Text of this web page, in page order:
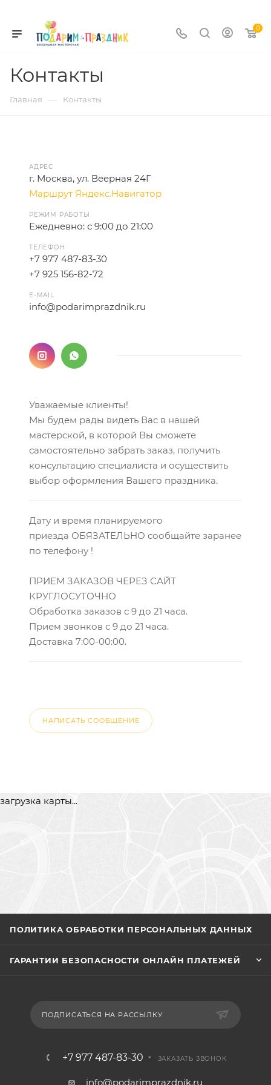
0
Контакты
Главная — Контакты
АДРЕС
г. Москва, ул. Веерная 24Г
Маршрут Яндекс.Навигатор
РЕЖИМ РАБОТЫ
Ежедневно: с 9:00 до 21:00
ТЕЛЕФОН
+7 977 487-83-30
+7 925 156-82-72
E-MAIL
info@podarimprazdnik.ru
Уважаемые клиенты!
Мы будем рады видеть Вас в нашей
мастерской, в которой Вы сможете
самостоятельно забрать заказ, получить
консультацию специалиста и осуществить
выбор оформления Вашего праздника.
Дату и время планируемого
приезда ОБЯЗАТЕЛЬНО сообщайте заранее
по телефону !
ПРИЕМ ЗАКАЗОВ ЧЕРЕЗ САЙТ
КРУГЛОСУТОЧНО
Обработка заказов с 9 до 21 часа.
Прием звонков с 9 до 21 часа.
Доставка 7:00-00:00.
НАПИСАТЬ СООБЩЕНИЕ
загрузка карты...
ПОЛИТИКА ОБРАБОТКИ ПЕРСОНАЛЬНЫХ ДАННЫХ
ГАРАНТИИ БЕЗОПАСНОСТИ ОНЛАЙН ПЛАТЕЖЕЙ
ПОДПИСАТЬСЯ НА РАССЫЛКУ
+7 977 487-83-30 ЗАКАЗАТЬ ЗВОНОК
info@podarimprazdnik.ru